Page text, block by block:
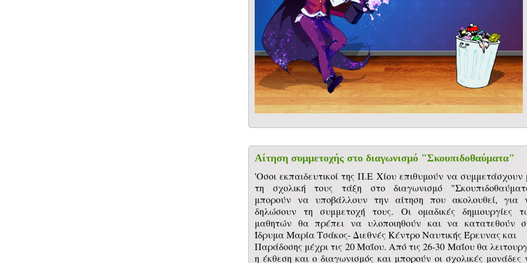
Αίτηση συμμετοχής στο διαγωνισμό "Σκουπιδοθαύματα"
'Οσοι εκπαιδευτικοί της Π.Ε Χίου επιθυμούν να συμμετάσχουν
τη σχολική τους τάξη στο διαγωνισμό
μπορούν να υποβάλλουν την αίτηση που ακολουθεί, για
δηλώσουν τη συμμετοχή τους. Οι ομαδικές δημιουργίες
μαθητών θα πρέπει να υλοποιηθούν και να κατατεθούν
Ίδρυμα Μαρία Τσάκος- Διεθνές Κέντρο Ναυτικής Έρευνας και
Παράδοσης μέχρι τις 20 Μαΐου. Από τις 26-30 Μαΐου θα
η έκθεση και ο διαγωνισμός και μπορούν οι σχολικές μονάδες